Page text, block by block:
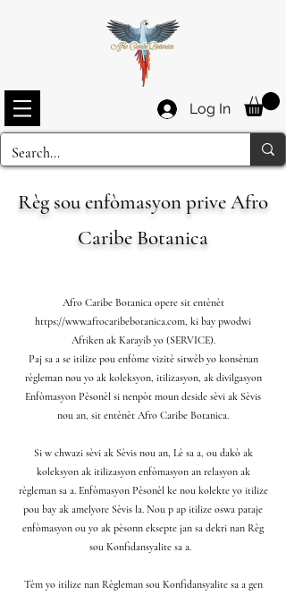
Log In
Règ sou enfòmasyon prive Afro
Caribe Botanica
Afro Caribe Botanica opere sit entènèt
https://www.afrocaribebotanica.com , ki bay pwodwi
Afriken ak Karayib yo (SERVICE).
Paj sa a se itilize pou enfòme vizitè sitwèb yo konsènan
règleman nou yo ak koleksyon, itilizasyon, ak divilgasyon
Enfòmasyon Pèsonèl si nenpòt moun deside sèvi ak Sèvis
nou an, sit entènèt Afro Caribe Botanica.
Si w chwazi sèvi ak Sèvis nou an, Lè sa a, ou dakò ak
koleksyon ak itilizasyon enfòmasyon an relasyon ak
règleman sa a. Enfòmasyon Pèsonèl ke nou kolekte yo itilize
pou bay ak amelyore Sèvis la. Nou p ap itilize oswa pataje
enfòmasyon ou yo ak pèsonn eksepte jan sa dekri nan Règ
sou Konfidansyalite sa a.
Tèm yo itilize nan Règleman sou Konfidansyalite sa a gen